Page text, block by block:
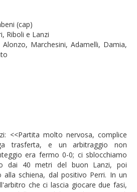
(cap)
Riboli e Lanzi
Marchesini, Adamelli, Damia,
<<Partita molto nervosa, complice
trasferta, e un arbitraggio non
era fermo 0-0; ci sblocchiamo
dai 40 metri del buon Lanzi, poi
schiena, dal positivo Perri. In un
che ci lascia giocare due fasi,